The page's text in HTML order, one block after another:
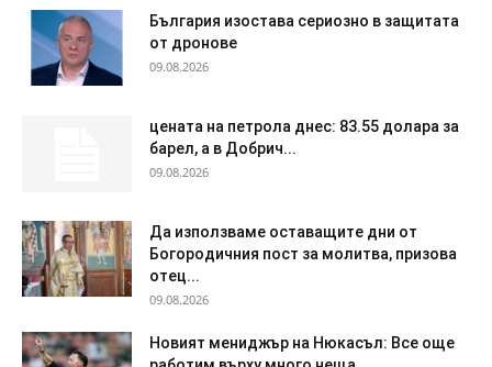
България изостава сериозно в защитата
от дронове
09.08.2026
цената на петрола днес: 83.55 долара за
барел, а в Добрич...
09.08.2026
Да използваме оставащите дни от
Богородичния пост за молитва, призова
отец...
09.08.2026
Новият мениджър на Нюкасъл: Все още